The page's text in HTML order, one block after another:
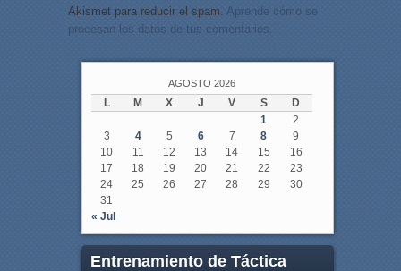
Akismet para reducir el spam. Aprende cómo se
procesan los datos de tus comentarios.
AGOSTO 2026
L M X J V S
D
1
2
3
4 5 6 7 8
9
10
11 12 13 14 15
16
17
18 19 20 21 22
23
24
25 26 27 28 29
30
31
« Jul
Entrenamiento de Táctica